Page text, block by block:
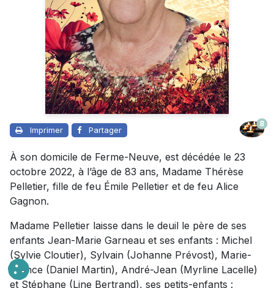
Imprimer Partager
8
À son domicile de Ferme-Neuve, est décédée le 23
octobre 2022, à l’âge de 83 ans, Madame Thérèse
Pelletier, fille de feu Émile Pelletier et de feu Alice
Gagnon.
Madame Pelletier laisse dans le deuil le père de ses
enfants Jean-Marie Garneau et ses enfants : Michel
(Sylvie Cloutier), Sylvain (Johanne Prévost), Marie-
France (Daniel Martin), André-Jean (Myrline Lacelle)
et Stéphane (Line Bertrand), ses petits-enfants :